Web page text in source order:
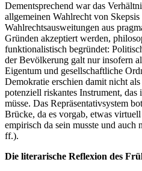
Dementsprechend war das
allgemeinen Wahlrecht von
Wahlrechtsausweitungen aus
Gründen akzeptiert werden,
funktionalistisch begründet:
der Bevölkerung galt nur insofern
Eigentum und gesellschaftliche
Demokratie erschien damit nicht
potenziell riskantes Instrument,
müsse. Das Repräsentativsystem
Brücke, da es vorgab, etwas
empirisch da sein musste und
ff.).
Die literarische Reflexion des